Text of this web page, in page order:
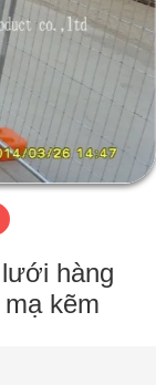
hàng
kẽm